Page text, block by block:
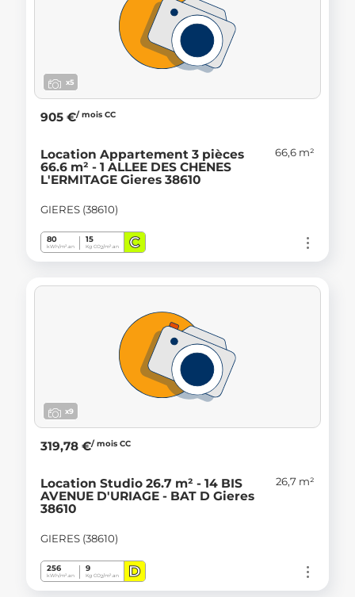
x5
905 €/ mois CC
Location Appartement 3 pièces
66.6 m² - 1 ALLEE DES CHENES
L'ERMITAGE Gieres 38610
66,6 m²
GIERES (38610)
80
kWh/m².an
15
Kg CO2/m².an C
x9
319,78 €/ mois CC
Location Studio 26.7 m² - 14 BIS
AVENUE D'URIAGE - BAT D Gieres
38610
26,7 m²
GIERES (38610)
256
kWh/m².an
9
Kg CO2/m².an D